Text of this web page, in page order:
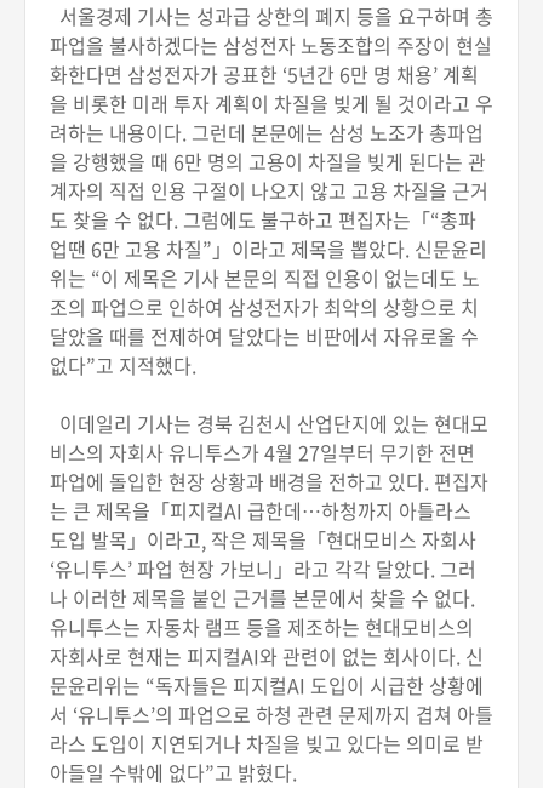
서울경제 기사는 성과급 상한의 폐지 등을 요구하며 총
파업을 불사하겠다는 삼성전자 노동조합의 주장이 현실
화한다면 삼성전자가 공표한 ‘5년간 6만 명 채용’ 계획
을 비롯한 미래 투자 계획이 차질을 빚게 될 것이라고 우
려하는 내용이다. 그런데 본문에는 삼성 노조가 총파업
을 강행했을 때 6만 명의 고용이 차질을 빚게 된다는 관
계자의 직접 인용 구절이 나오지 않고 고용 차질을 근거
도 찾을 수 없다. 그럼에도 불구하고 편집자는「“총파
업땐 6만 고용 차질”」이라고 제목을 뽑았다. 신문윤리
위는 “이 제목은 기사 본문의 직접 인용이 없는데도 노
조의 파업으로 인하여 삼성전자가 최악의 상황으로 치
달았을 때를 전제하여 달았다는 비판에서 자유로울 수
없다”고 지적했다.
이데일리 기사는 경북 김천시 산업단지에 있는 현대모
비스의 자회사 유니투스가 4월 27일부터 무기한 전면
파업에 돌입한 현장 상황과 배경을 전하고 있다. 편집자
는 큰 제목을「피지컬AI 급한데…하청까지 아틀라스
도입 발목」이라고, 작은 제목을「현대모비스 자회사
‘유니투스’ 파업 현장 가보니」라고 각각 달았다. 그러
나 이러한 제목을 붙인 근거를 본문에서 찾을 수 없다.
유니투스는 자동차 램프 등을 제조하는 현대모비스의
자회사로 현재는 피지컬AI와 관련이 없는 회사이다. 신
문윤리위는 “독자들은 피지컬AI 도입이 시급한 상황에
서 ‘유니투스’의 파업으로 하청 관련 문제까지 겹쳐 아틀
라스 도입이 지연되거나 차질을 빚고 있다는 의미로 받
아들일 수밖에 없다”고 밝혔다.